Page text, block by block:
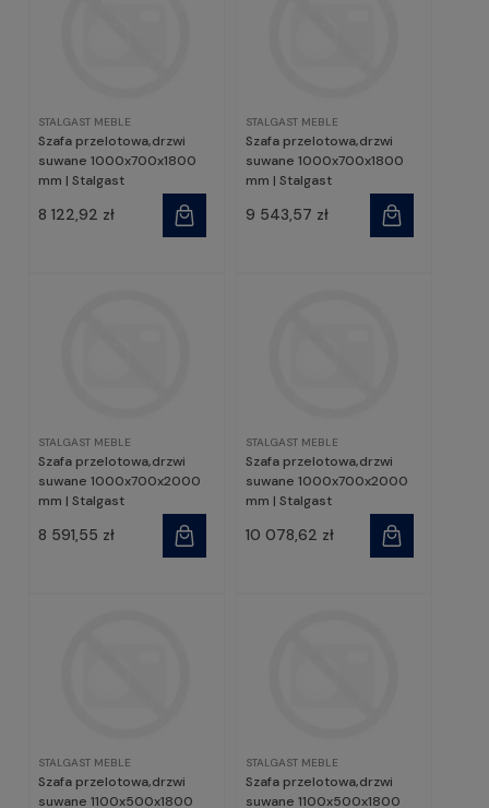
STALGAST MEBLE
Szafa przelotowa,drzwi
suwane 1000x700x1800
mm | Stalgast
8 122,92 zł
STALGAST MEBLE
Szafa przelotowa,drzwi
suwane 1000x700x1800
mm | Stalgast
9 543,57 zł
STALGAST MEBLE
Szafa przelotowa,drzwi
suwane 1000x700x2000
mm | Stalgast
8 591,55 zł
STALGAST MEBLE
Szafa przelotowa,drzwi
suwane 1000x700x2000
mm | Stalgast
10 078,62 zł
STALGAST MEBLE
Szafa przelotowa,drzwi
suwane 1100x500x1800
STALGAST MEBLE
Szafa przelotowa,drzwi
suwane 1100x500x1800